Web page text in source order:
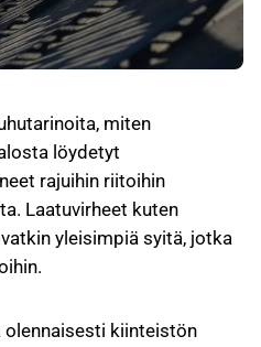
miten
löydetyt
rajuihin riitoihin
Laatuvirheet kuten
yleisimpiä syitä, jotka
kiinteistön